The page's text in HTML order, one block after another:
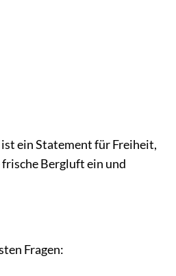
ein Statement für Freiheit,
Bergluft ein und
Fragen: